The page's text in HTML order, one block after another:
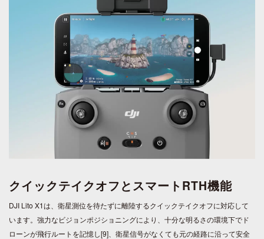
クイックテイクオフとスマートRTH機能
DJI Lito X1は、衛星測位を待たずに離陸するクイックテイクオフに対応して
います。強力なビジョンポジショニングにより、十分な明るさの環境下でド
ローンが飛行ルートを記憶し[9]、衛星信号がなくても元の経路に沿って安全